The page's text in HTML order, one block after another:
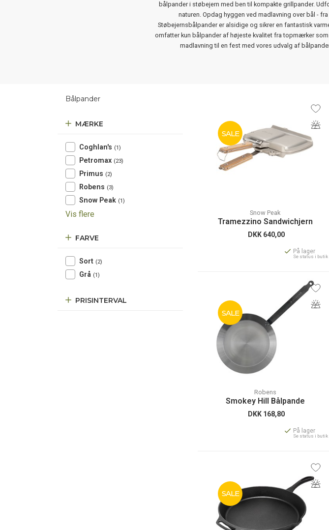
bålpander i støbejern med ben til kompakte grillpander.
naturen. Opdag hyggen ved madlavning over bål -
Støbejernsbålpander er alsidige og sikrer en fantastisk
omfatter kun bålpander af højeste kvalitet fra topmærker
madlavning til en fest med vores udvalg af
Bålpander
MÆRKE
Coghlan's (1)
Petromax (23)
Primus (2)
Robens (3)
Snow Peak (1)
Vis flere
FARVE
Sort (2)
Grå (1)
PRISINTERVAL
SALE
Snow Peak
Tramezzino Sandwichjern
DKK640,00
På lager
Se status i butik
SALE
Robens
Smokey Hill Bålpande
DKK168,80
På lager
Se status i butik
SALE